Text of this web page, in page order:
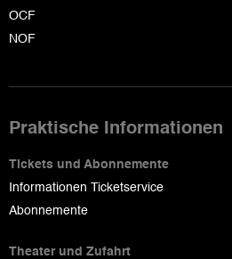
OCF
NOF
Praktische Informationen
Tickets und Abonnemente
Informationen Ticketservice
Abonnemente
Theater und Zufahrt